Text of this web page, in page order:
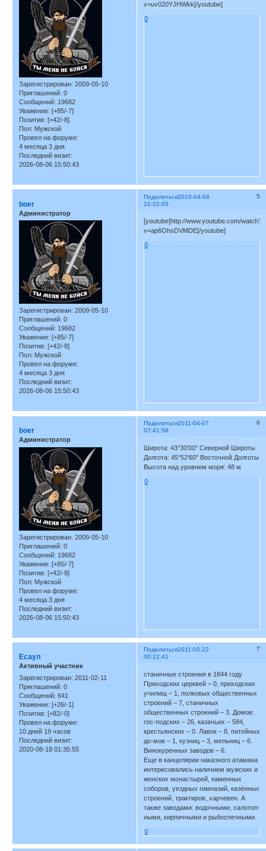
Зарегистрирован: 2009-05-10
Приглашений: 0
Сообщений: 19682
Уважение: [+85/-7]
Позитив: [+42/-8]
Пол: Мужской
Провел на форуме:
4 месяца 3 дня
Последний визит:
2026-08-06 15:50:43
v=uv020YJHWkk[/youtube]
0
Поделиться 5
2010-04-04
10:02:05
boer
Администратор
Зарегистрирован: 2009-05-10
Приглашений: 0
Сообщений: 19682
Уважение: [+85/-7]
Позитив: [+42/-8]
Пол: Мужской
Провел на форуме:
4 месяца 3 дня
Последний визит:
2026-08-06 15:50:43
[youtube]http://www.youtube.com/watch?
v=ap6OhsDVMDE[/youtube]
0
Поделиться 6
2011-04-07
07:41:58
boer
Администратор
Зарегистрирован: 2009-05-10
Приглашений: 0
Сообщений: 19682
Уважение: [+85/-7]
Позитив: [+42/-8]
Пол: Мужской
Провел на форуме:
4 месяца 3 дня
Последний визит:
2026-08-06 15:50:43
Широта: 43°30'00'' Северной Широты
Долгота: 45°52'60'' Восточной Долготы
Высота над уровнем моря: 48 м
0
Поделиться 7
2011-05-22
00:22:41
Есаул
Активный участник
Зарегистрирован: 2011-02-11
Приглашений: 0
Сообщений: 641
Уважение: [+26/-1]
Позитив: [+82/-0]
Провел на форуме:
10 дней 19 часов
Последний визит:
2020-08-18 01:35:55
станичные строения в 1844 году
Приходских церквей – 0, приходских
училищ – 1, полковых общественных
строений – 7, станичных
общественных строений – 3. Домов:
гос-подских – 26, казачьих – 584,
крестьянских – 0. Лавок – 8, питейных
до-мов – 1, кузниц – 3, мельниц – 6.
Винокуренных заводов – 6.
Еще в канцелярии наказного атамана
интересовались наличием мужских и
женских монастырей, каменных
соборов, уездных гимназий, казённых
строений, трактиров, харчевен. А
также заводами: водочными, салотоп-
ными, кирпичными и рыбоспечными.
0